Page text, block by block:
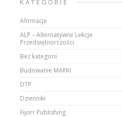
KATEGORIE
Afirmacje
ALP – Alternatywne Lekcje
Przedsiębiorczości
Bez kategorii
Budowanie MARKI
DTP
Dzienniki
Fijorr Publishing